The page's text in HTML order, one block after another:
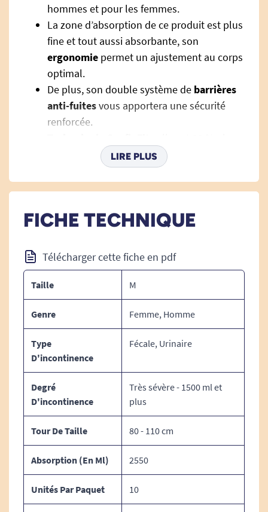
hommes et pour les femmes.
La zone d’absorption de ce produit est plus
fine et tout aussi absorbante, son
ergonomie permet un ajustement au corps
optimal.
De plus, son double système de barrières
anti-fuitesvous apportera une sécurité
renforcée.
fin, plus confortable et plus sûr. Il s’ajuste
mieux aux formes du corps pour un
meilleur confort.
Composition du double matelas : Pulpe et
Film extérieur : Thermobonded et
Spunbonded.
Techniques de pose :
Voir tous les produits Tena.
Voir tous les produits Tena Pants.
Voir tous les produits pour m'aider à gérer mes
LIRE PLUS
FICHE TECHNIQUE
Télécharger cette fiche en pdf
Taille M
Genre Femme, Homme
Type
D'incontinence
Fécale, Urinaire
Degré
D'incontinence
Très sévère - 1500 ml et
plus
Tour De Taille 80 - 110 cm
Absorption (en Ml) 2550
Unités Par Paquet 10